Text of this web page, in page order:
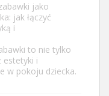
jako
jak łączyć
i
to nie tylko
estetyki i
w pokoju dziecka.